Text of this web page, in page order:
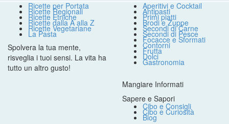
Ricette per Portata
Ricette Regionali
Ricette Etniche
Ricette dalla A alla Z
Ricette Vegetariane
La Pasta
Spolvera la tua mente,
risveglia i tuoi sensi. La vita ha
tutto un altro gusto!
Aperitivi e Cocktail
Antipasti
Primi piatti
Brodi e Zuppe
Secondi di Carne
Secondi di Pesce
Focacce e Sformati
Contorni
Frutta
Dolci
Gastronomia
Mangiare Informati
Sapere e Sapori
Cibo e Consigli
Cibo e Curiosità
Blog